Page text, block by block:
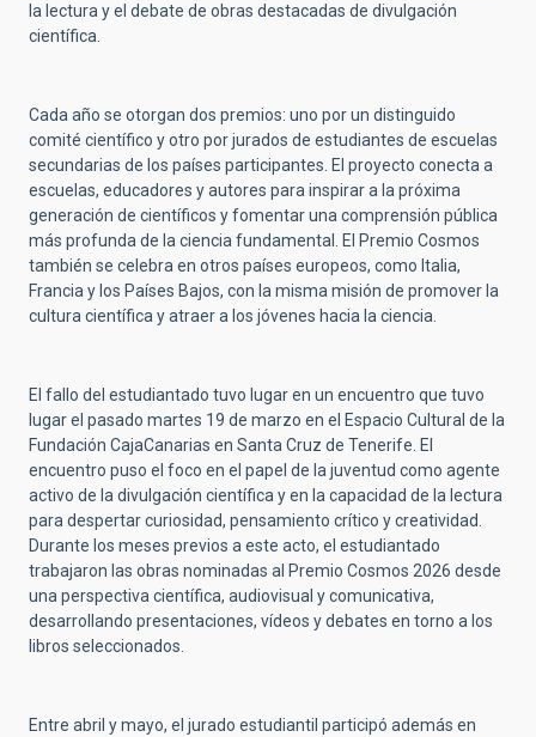
la lectura y el debate de obras destacadas de divulgación
científica.
Cada año se otorgan dos premios: uno por un distinguido
comité científico y otro por jurados de estudiantes de escuelas
secundarias de los países participantes. El proyecto conecta a
escuelas, educadores y autores para inspirar a la próxima
generación de científicos y fomentar una comprensión pública
más profunda de la ciencia fundamental. El Premio Cosmos
también se celebra en otros países europeos, como Italia,
Francia y los Países Bajos, con la misma misión de promover la
cultura científica y atraer a los jóvenes hacia la ciencia.
El fallo del estudiantado tuvo lugar en un encuentro que tuvo
lugar el pasado martes 19 de marzo en el Espacio Cultural de la
Fundación CajaCanarias en Santa Cruz de Tenerife. El
encuentro puso el foco en el papel de la juventud como agente
activo de la divulgación científica y en la capacidad de la lectura
para despertar curiosidad, pensamiento crítico y creatividad.
Durante los meses previos a este acto, el estudiantado
trabajaron las obras nominadas al Premio Cosmos 2026 desde
una perspectiva científica, audiovisual y comunicativa,
desarrollando presentaciones, vídeos y debates en torno a los
libros seleccionados.
Entre abril y mayo, el jurado estudiantil participó además en